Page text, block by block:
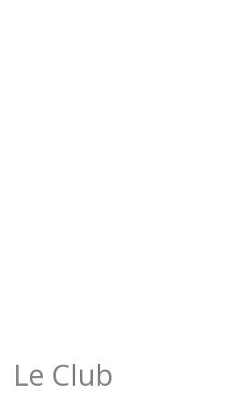
Le Club